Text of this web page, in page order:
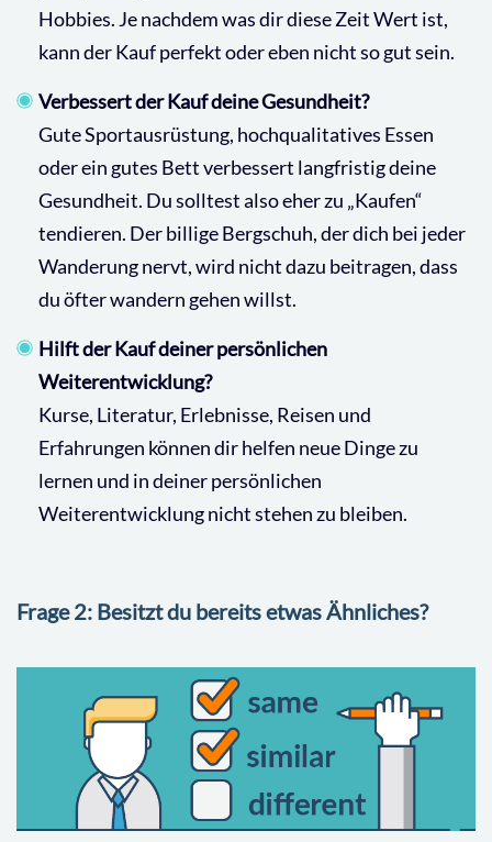
Hobbies. Je nachdem was dir diese Zeit Wert ist,
kann der Kauf perfekt oder eben nicht so gut sein.
Verbessert der Kauf deine Gesundheit?
Gute Sportausrüstung, hochqualitatives Essen
oder ein gutes Bett verbessert langfristig deine
Gesundheit. Du solltest also eher zu „Kaufen“
tendieren. Der billige Bergschuh, der dich bei jeder
Wanderung nervt, wird nicht dazu beitragen, dass
du öfter wandern gehen willst.
Hilft der Kauf deiner persönlichen
Weiterentwicklung?
Kurse, Literatur, Erlebnisse, Reisen und
Erfahrungen können dir helfen neue Dinge zu
lernen und in deiner persönlichen
Weiterentwicklung nicht stehen zu bleiben.
Frage 2: Besitzt du bereits etwas Ähnliches?